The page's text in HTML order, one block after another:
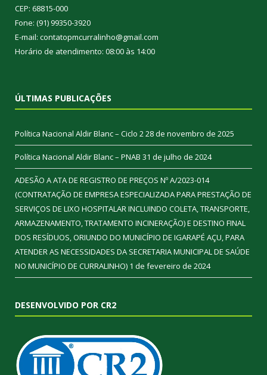
CEP: 68815-000
Fone: (91) 99350-3920
E-mail: contatopmcurralinho@gmail.com
Horário de atendimento: 08:00 às 14:00
ÚLTIMAS PUBLICAÇÕES
Política Nacional Aldir Blanc – Ciclo 228 de novembro de 2025
Política Nacional Aldir Blanc – PNAB 31 de julho de 2024
ADESÃO A ATA DE REGISTRO DE PREÇOS Nº A/2023-014
(CONTRATAÇÃO DE EMPRESA ESPECIALIZADA PARA PRESTAÇÃO DE
SERVIÇOS DE LIXO HOSPITALAR INCLUINDO COLETA, TRANSPORTE,
ARMAZENAMENTO, TRATAMENTO INCINERAÇÃO) E DESTINO FINAL
DOS RESÍDUOS, ORIUNDO DO MUNICÍPIO DE IGARAPÉ AÇU, PARA
ATENDER AS NECESSIDADES DA SECRETARIA MUNICIPAL DE SAÚDE
NO MUNICÍPIO DE CURRALINHO) 1 de fevereiro de 2024
DESENVOLVIDO POR CR2